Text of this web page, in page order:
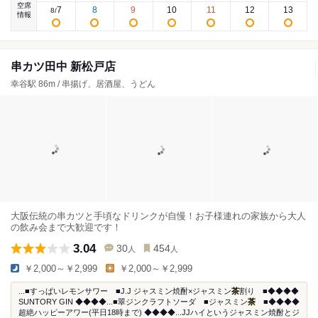
空席
情報
8/7 8 9 10 11 12 13
串カツ田中 新松戸店
幸谷駅 86m / 串揚げ、居酒屋、うどん
大阪伝統の串カツと手頃なドリンクが自慢！お子様連れの家族から大人
の飲み会まで大歓迎です！
3.04 30 人 454 人
￥2,000～￥2,999 ￥2,000～￥2,999
...■すっぱいレモンサワー ■J.J ジャスミン焼酎×ジャスミン茶割り ■◆◆◆◆
SUNTORY GIN ◆◆◆◆...■翠ジンクラフトソーダ ■ジャスミン茶 ■◆◆◆◆
超絶ハッピーアワー(平日18時まで) ◆◆◆◆...JJハイというジャスミン焼酎とジ